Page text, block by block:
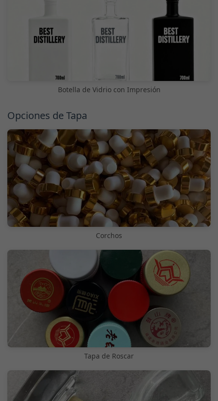
Botella de Vidrio con Impresión
Opciones de Tapa
Corchos
Tapa de Roscar